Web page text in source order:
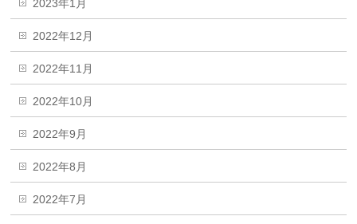
2023年1月
2022年12月
2022年11月
2022年10月
2022年9月
2022年8月
2022年7月